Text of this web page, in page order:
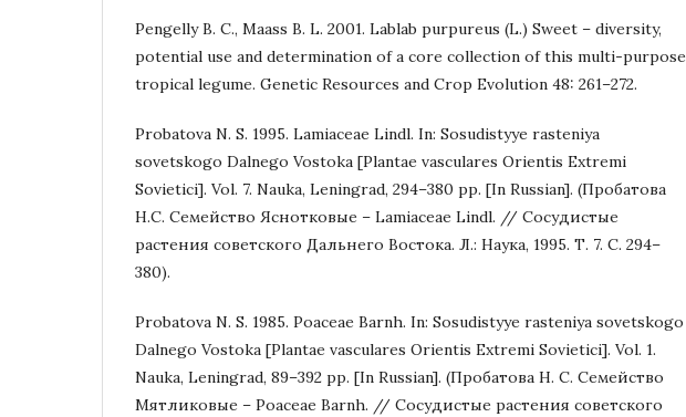
Pengelly B. C., Maass B. L. 2001. Lablab purpureus (L.) Sweet – diversity,
potential use and determination of a core collection of this multi-purpose
tropical legume. Genetic Resources and Crop Evolution 48: 261–272.
Probatova N. S. 1995. Lamiaceae Lindl. In: Sosudistyye rasteniya
sovetskogo Dalnego Vostoka [Plantae vasculares Orientis Extremi
Sovietici]. Vol. 7. Nauka, Leningrad, 294–380 pp. [In Russian]. (Пробатова
Н.С. Семейство Яснотковые – Lamiaceae Lindl. // Сосудистые
растения советского Дальнего Востока. Л.: Наука, 1995. Т. 7. С. 294–
380).
Probatova N. S. 1985. Poaceae Barnh. In: Sosudistyye rasteniya sovetskogo
Dalnego Vostoka [Plantae vasculares Orientis Extremi Sovietici]. Vol. 1.
Nauka, Leningrad, 89–392 pp. [In Russian]. (Пробатова Н. С. Семейство
Мятликовые – Poaceae Barnh. // Сосудистые растения советского